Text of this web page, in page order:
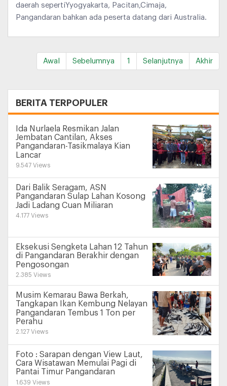
daerah sepertiYyogyakarta, Pacitan,Cimaja,
Pangandaran bahkan ada peserta datang dari Australia.
Awal Sebelumnya 1 Selanjutnya Akhir
BERITA TERPOPULER
Ida Nurlaela Resmikan Jalan
Jembatan Cantilan, Akses
Pangandaran-Tasikmalaya Kian
Lancar
9.547 Views
Dari Balik Seragam, ASN
Pangandaran Sulap Lahan Kosong
Jadi Ladang Cuan Miliaran
4.177 Views
Eksekusi Sengketa Lahan 12 Tahun
di Pangandaran Berakhir dengan
Pengosongan
2.385 Views
Musim Kemarau Bawa Berkah,
Tangkapan Ikan Kembung Nelayan
Pangandaran Tembus 1 Ton per
Perahu
2.127 Views
Foto : Sarapan dengan View Laut,
Cara Wisatawan Memulai Pagi di
Pantai Timur Pangandaran
1.639 Views